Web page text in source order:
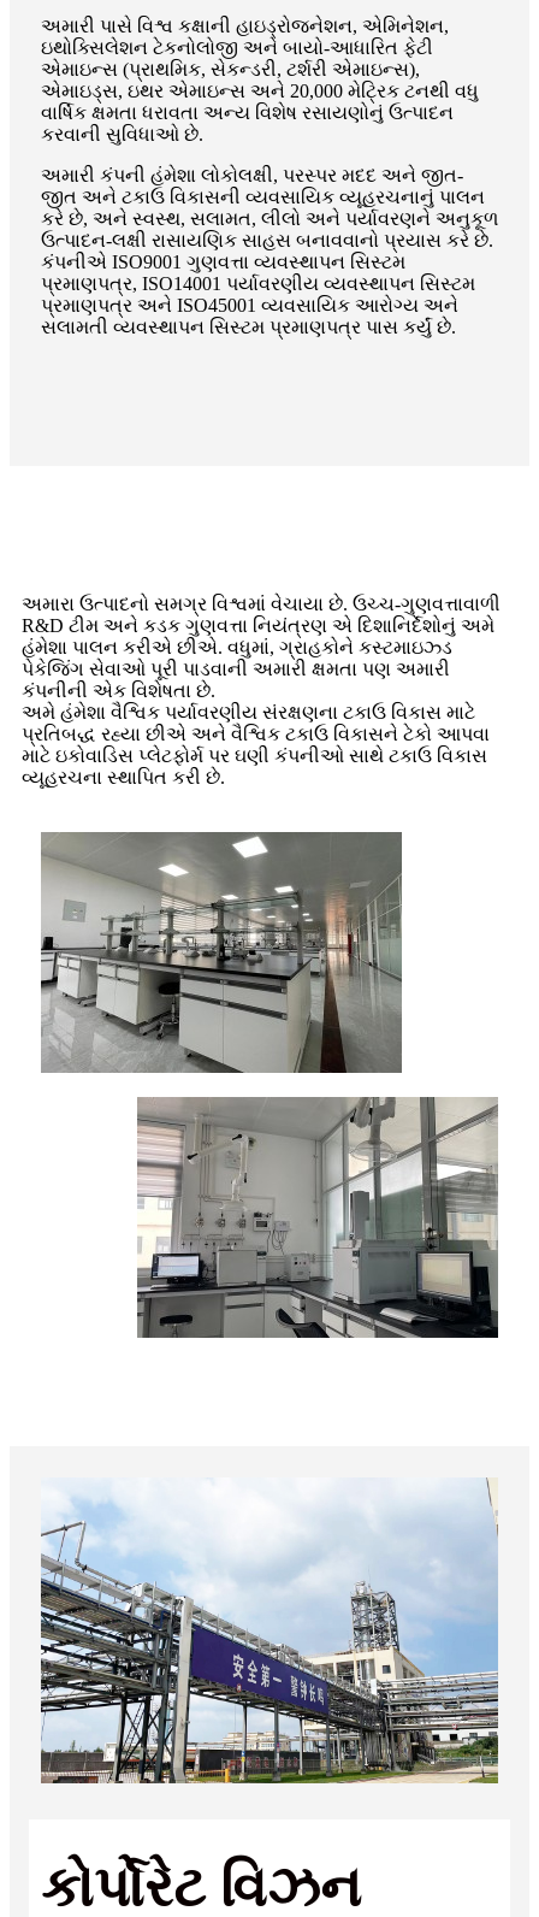
અમારી પાસે વિશ્વ કક્ષાની હાઇડ્રોજનેશન, એમિનેશન,
ઇથોક્સિલેશન ટેકનોલોજી અને બાયો-આધારિત ફેટી
એમાઇન્સ (પ્રાથમિક, સેકન્ડરી, ટર્શરી એમાઇન્સ),
એમાઇડ્સ, ઇથર એમાઇન્સ અને 20,000 મેટ્રિક ટનથી વધુ
વાર્ષિક ક્ષમતા ધરાવતા અન્ય વિશેષ રસાયણોનું ઉત્પાદન
કરવાની સુવિધાઓ છે.
અમારી કંપની હંમેશા લોકોલક્ષી, પરસ્પર મદદ અને જીત-
જીત અને ટકાઉ વિકાસની વ્યવસાયિક વ્યૂહરચનાનું પાલન
કરે છે, અને સ્વસ્થ, સલામત, લીલો અને પર્યાવરણને અનુકૂળ
ઉત્પાદન-લક્ષી રાસાયણિક સાહસ બનાવવાનો પ્રયાસ કરે છે.
કંપનીએ ISO9001 ગુણવત્તા વ્યવસ્થાપન સિસ્ટમ
પ્રમાણપત્ર, ISO14001 પર્યાવરણીય વ્યવસ્થાપન સિસ્ટમ
પ્રમાણપત્ર અને ISO45001 વ્યવસાયિક આરોગ્ય અને
સલામતી વ્યવસ્થાપન સિસ્ટમ પ્રમાણપત્ર પાસ કર્યું છે.
અમારા ઉત્પાદનો સમગ્ર વિશ્વમાં વેચાયા છે. ઉચ્ચ-ગુણવત્તાવાળી
R&D ટીમ અને કડક ગુણવત્તા નિયંત્રણ એ દિશાનિર્દેશોનું અમે
હંમેશા પાલન કરીએ છીએ. વધુમાં, ગ્રાહકોને કસ્ટમાઇઝ્ડ
પેકેજિંગ સેવાઓ પૂરી પાડવાની અમારી ક્ષમતા પણ અમારી
કંપનીની એક વિશેષતા છે.
અમે હંમેશા વૈશ્વિક પર્યાવરણીય સંરક્ષણના ટકાઉ વિકાસ માટે
પ્રતિબદ્ધ રહ્યા છીએ અને વૈશ્વિક ટકાઉ વિકાસને ટેકો આપવા
માટે ઇકોવાડિસ પ્લેટફોર્મ પર ઘણી કંપનીઓ સાથે ટકાઉ વિકાસ
વ્યૂહરચના સ્થાપિત કરી છે.
કોર્પોરેટ વિઝન